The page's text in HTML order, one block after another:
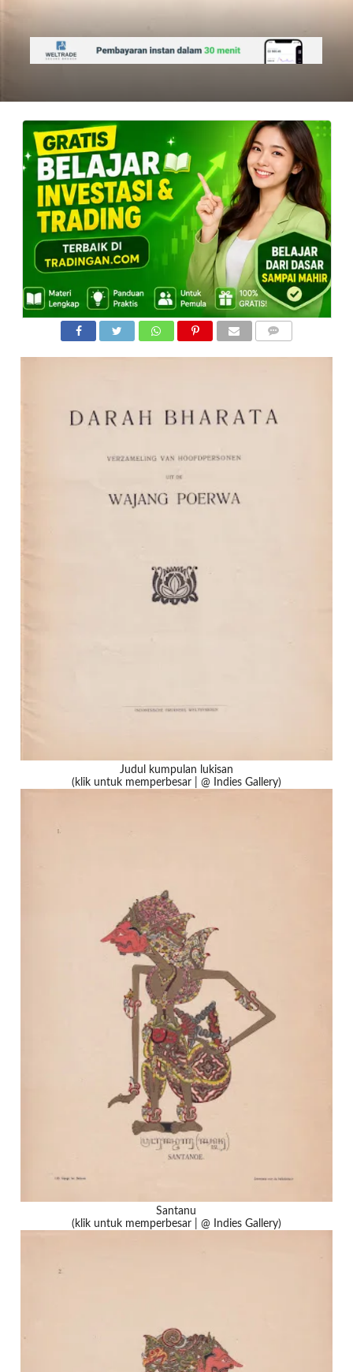
Judul kumpulan lukisan
(klik untuk memperbesar | @ Indies Gallery)
Santanu
(klik untuk memperbesar | @ Indies Gallery)